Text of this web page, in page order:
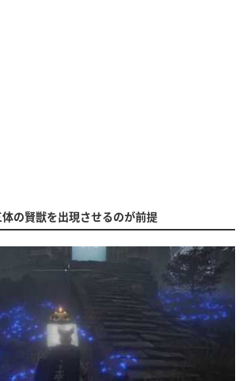
の賢獣を出現させるのが前提